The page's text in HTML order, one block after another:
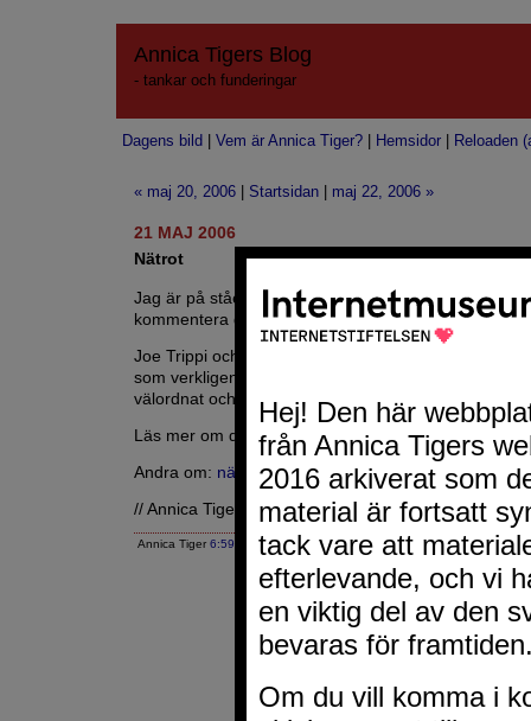
Annica Tigers Blog
- tankar och funderingar
Dagens bild Vem är Annica Tiger? Hemsidor Reloaden
« maj 20, 2006 Startsidan maj 22, 2006 »
21 MAJ 2006
Nätrot
Jag är på stående fot just nu, men vill innan jag drar
kommentera gårdagen.
Joe Trippi och
som verkligen hade nyttiga synpunkter.
välordnat och köttbullarna på Kvarnen var ljuvligt
Läs mer om detta påKulturbloggen . Där finnas
Andra om: nätrot
// Annica Tiger
Annica Tiger 6:59 FM |Google